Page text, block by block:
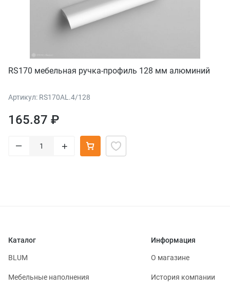
RS170 мебельная ручка-профиль 128 мм алюминий
Артикул: RS170AL.4/128
165.87 ₽
– +
Каталог
BLUM
Мебельные наполнения
Информация
О магазине
История компании